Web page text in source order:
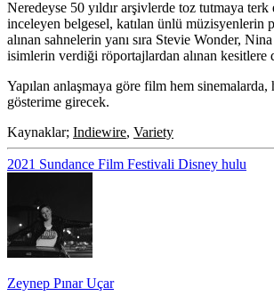
Neredeyse 50 yıldır arşivlerde toz tutmaya
inceleyen belgesel, katılan ünlü müzisyenlerin
alınan sahnelerin yanı sıra Stevie Wonder,
isimlerin verdiği röportajlardan alınan kesitlere
Yapılan anlaşmaya göre film hem sinemalarda,
gösterime girecek.
Kaynaklar; Indiewire, Variety
2021 Sundance Film Festivali Disney hulu
Zeynep Pınar Uçar